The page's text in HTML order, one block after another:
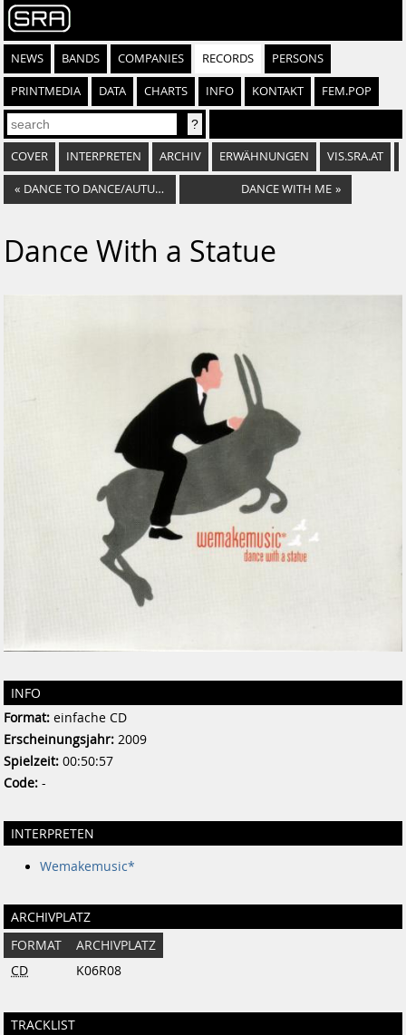
NEWS BANDS COMPANIES RECORDS PERSONS
PRINTMEDIA DATA CHARTS INFO KONTAKT FEM.POP
COVER INTERPRETEN ARCHIV ERWÄHNUNGEN VIS.SRA.AT
« DANCE TO DANCE/AUTUMN DANCE WITH ME »
Dance With a Statue
INFO
Format: einfache CD
Erscheinungsjahr: 2009
Spielzeit: 00:50:57
Code: -
INTERPRETEN
Wemakemusic*
ARCHIVPLATZ
FORMAT
ARCHIVPLATZ
CD
K06R08
TRACKLIST